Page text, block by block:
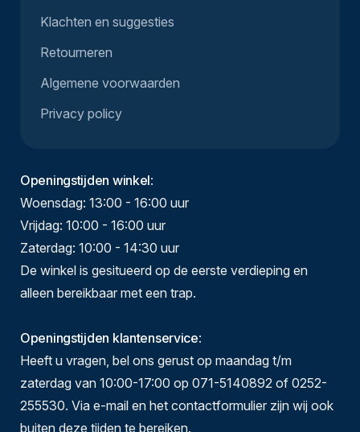
Klachten en suggesties
Retourneren
Algemene voorwaarden
Privacy policy
Openingstijden winkel:
Woensdag: 13:00 - 16:00 uur
Vrijdag: 10:00 - 16:00 uur
Zaterdag: 10:00 - 14:30 uur
De winkel is gesitueerd op de eerste verdieping en
alleen bereikbaar met een trap.
Openingstijden klantenservice:
Heeft u vragen, bel ons gerust op maandag t/m
zaterdag van 10:00-17:00 op 071-5140892 of 0252-
255530. Via e-mail en het contactformulier zijn wij ook
buiten deze tijden te bereiken.